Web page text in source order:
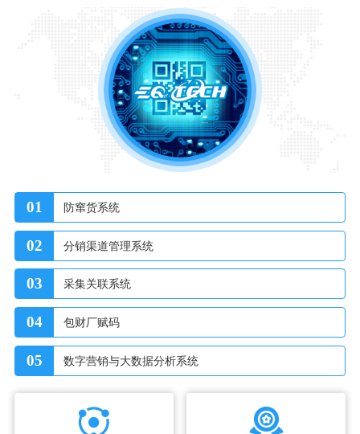
01 防窜货系统
02 分销渠道管理系统
03 采集关联系统
04 包财厂赋码
05 数字营销与大数据分析系统